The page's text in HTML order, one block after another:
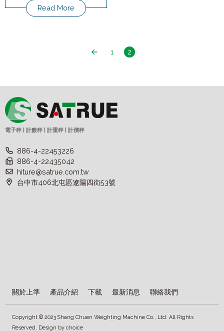
- 自動/手動關機
Read More
1 2
電子秤 | 計數秤 | 計重秤 | 計價秤
886-4-22453226
886-4-22435042
hiture@satrue.com.tw
台中市406北屯區遼陽四街53號
關於上準 產品介紹 下載 最新消息 聯絡我們
Copyright © 2023 Shang Chuen Weighting Machine Co., Ltd. All Rights
Reserved. Design bychoice